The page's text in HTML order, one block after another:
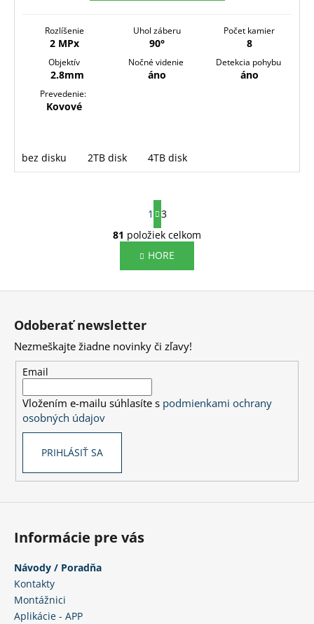
Rozlíšenie
2 MPx
Uhol záberu
90°
Počet kamier
8
Objektív
2.8mm
Nočné videnie
áno
Detekcia pohybu
áno
Prevedenie:
Kovové
bez disku 2TB disk 4TB disk
O
v
l
á
i
e
v
i
S
t
r
á
n
k
i
e
1
3
81 položiek celkom
HORE
Odoberať newsletter
Nezmeškajte žiadne novinky či zľavy!
Email
Vložením e-mailu súhlasíte s podmienkami ochrany
osobných údajov
PRIHLÁSIŤ SA
Informácie pre vás
Návody / Poradňa
Kontakty
Montážnici
Aplikácie - APP